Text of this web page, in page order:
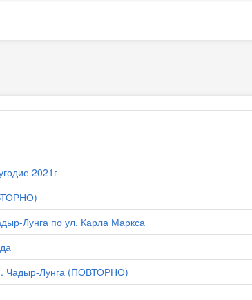
2021г
Лунга по ул. Карла Маркса
Чадыр-Лунга (ПОВТОРНО)